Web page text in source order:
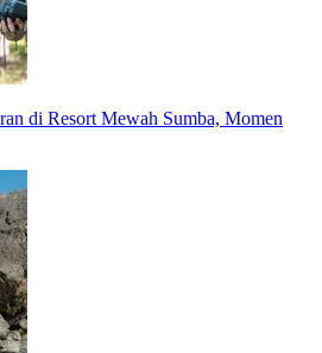
di Resort Mewah Sumba, Momen